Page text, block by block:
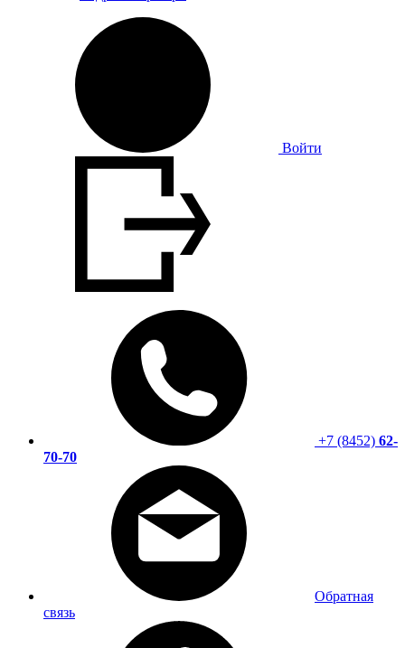
Войти
+7 (8452) 62-
70-70
Обратная
связь